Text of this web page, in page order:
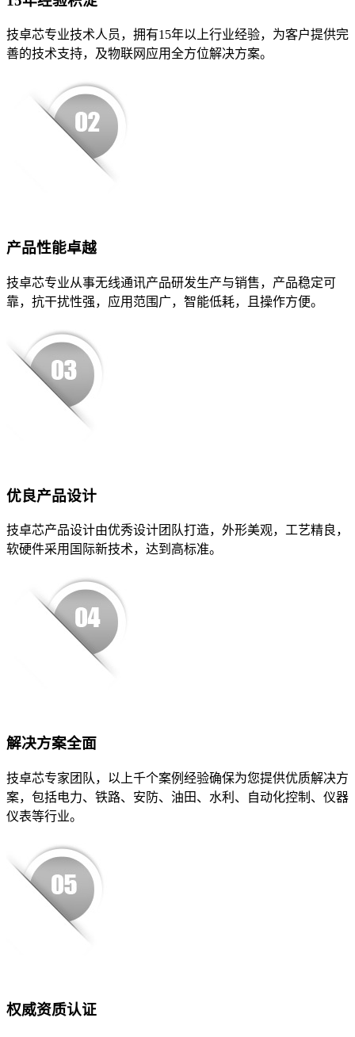
技卓芯专业技术人员，拥有15年以上行业经验，为客户提供完
善的技术支持，及物联网应用全方位解决方案。
产品性能卓越
技卓芯专业从事无线通讯产品研发生产与销售，产品稳定可
靠，抗干扰性强，应用范围广，智能低耗，且操作方便。
优良产品设计
技卓芯产品设计由优秀设计团队打造，外形美观，工艺精良，
软硬件采用国际新技术，达到高标准。
解决方案全面
技卓芯专家团队，以上千个案例经验确保为您提供优质解决方
案，包括电力、铁路、安防、油田、水利、自动化控制、仪器
仪表等行业。
权威资质认证